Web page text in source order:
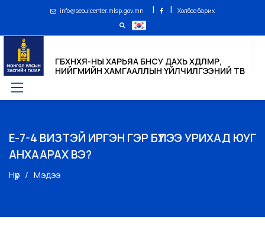
info@seoulcenter.mlsp.gov.mn | | Холбоо барих
ГБХНХЯ-НЫ ХАРЬЯА БНСУ ДАХЬ ХӨДӨЛМӨР,
НИЙГМИЙН ХАМГААЛЛЫН ҮЙЛЧИЛГЭЭНИЙ ТӨВ
Е-7-4 ВИЗТЭЙ ИРГЭН ГЭР БҮЛЭЭ УРИХАД ЮУГ
АНХААРАХ ВЭ?
Нүүр Мэдээ